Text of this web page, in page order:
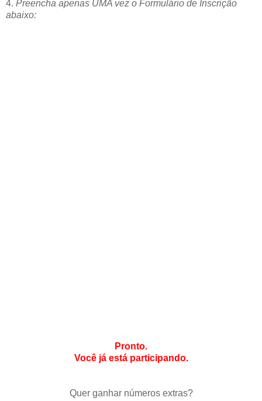
4. Preencha apenas UMA vez o Formulário de Inscrição
abaixo:
Pronto.
Você já está participando.
Quer ganhar números extras?